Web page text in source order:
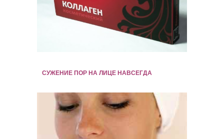
СУЖЕНИЕ ПОР НА ЛИЦЕ НАВСЕГДА